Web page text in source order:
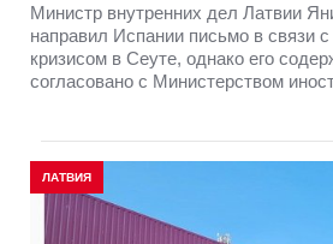
Министр внутренних дел Латвии
направил Испании письмо в связи
кризисом в Сеуте, однако его
согласовано с Министерством
ЛАТВИЯ